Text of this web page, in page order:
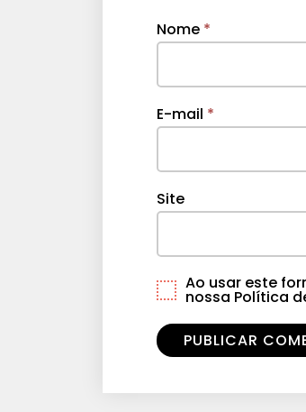
Nome *
E-mail *
Site
Ao usar este
nossa Política